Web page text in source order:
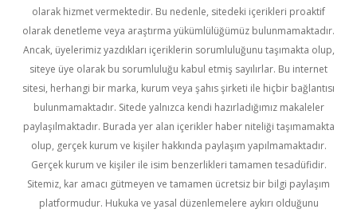
olarak hizmet vermektedir. Bu nedenle, sitedeki içerikleri proaktif
olarak denetleme veya araştırma yükümlülüğümüz bulunmamaktadır.
Ancak, üyelerimiz yazdıkları içeriklerin sorumluluğunu taşımakta olup,
siteye üye olarak bu sorumluluğu kabul etmiş sayılırlar. Bu internet
sitesi, herhangi bir marka, kurum veya şahıs şirketi ile hiçbir bağlantısı
bulunmamaktadır. Sitede yalnızca kendi hazırladığımız makaleler
paylaşılmaktadır. Burada yer alan içerikler haber niteliği taşımamakta
olup, gerçek kurum ve kişiler hakkında paylaşım yapılmamaktadır.
Gerçek kurum ve kişiler ile isim benzerlikleri tamamen tesadüfidir.
Sitemiz, kar amacı gütmeyen ve tamamen ücretsiz bir bilgi paylaşım
platformudur. Hukuka ve yasal düzenlemelere aykırı olduğunu